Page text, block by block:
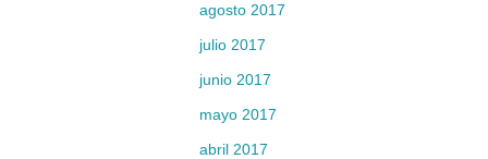
agosto 2017
julio 2017
junio 2017
mayo 2017
abril 2017